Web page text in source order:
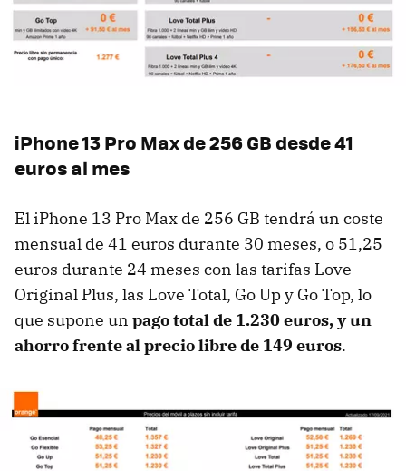
iPhone 13 Pro Max de 256 GB desde 41
euros al mes
El iPhone 13 Pro Max de 256 GB tendrá un coste
mensual de 41 euros durante 30 meses, o 51,25
euros durante 24 meses con las tarifas Love
Original Plus, las Love Total, Go Up y Go Top, lo
que supone un pago total de 1.230 euros, y un
ahorro frente al precio libre de 149 euros.